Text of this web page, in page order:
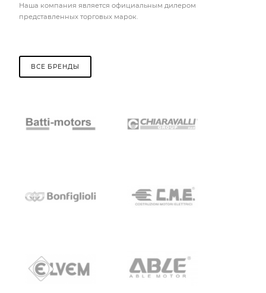
Наша компания является официальным дилером
представленных торговых марок.
ВСЕ БРЕНДЫ